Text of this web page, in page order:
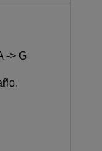
-> G